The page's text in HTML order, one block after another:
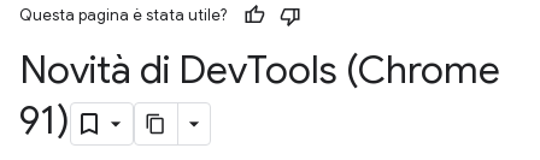
Questa pagina è stata utile?
Novità di DevTools (Chrome
91)